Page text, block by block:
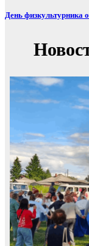
День физкультурника